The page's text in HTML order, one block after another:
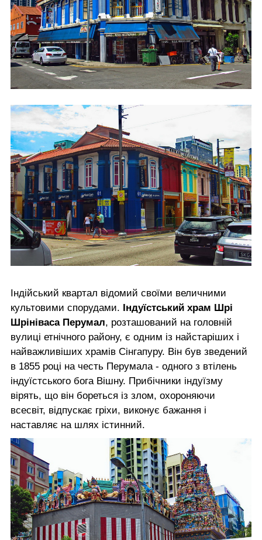
Індійський квартал відомий своїми величними
культовими спорудами. Індуїстський храм Шрі
Шрініваса Перумал, розташований на головній
вулиці етнічного району, є одним із найстаріших і
найважливіших храмів Сінгапуру. Він був зведений
в 1855 році на честь Перумала - одного з втілень
індуїстського бога Вішну. Прибічники індуїзму
вірять, що він бореться із злом, охороняючи
всесвіт, відпускає гріхи, виконує бажання і
наставляє на шлях істинний.